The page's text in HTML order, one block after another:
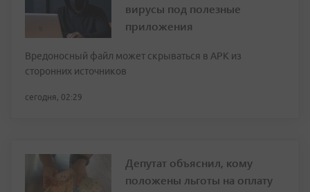
вирусы под полезные
приложения
Вредоносный файл может скрываться в APK из
сторонних источников
сегодня, 02:29
Депутат объяснил, кому
положены льготы на оплату